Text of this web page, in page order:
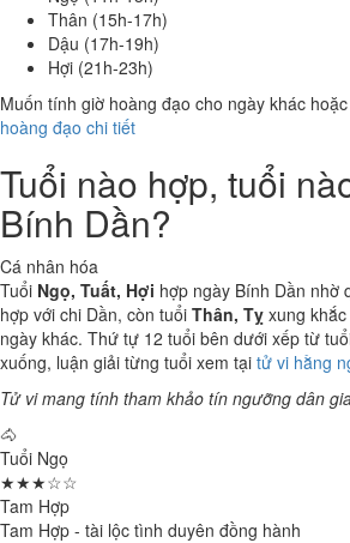
Thân (15h-17h)
Dậu (17h-19h)
Hợi (21h-23h)
Muốn tính giờ hoàng đạo cho ngày khác
hoàng đạo chi tiết
Tuổi nào hợp, tuổi
Bính Dần?
Cá nhân hóa
Tuổi Ngọ, Tuất, Hợi hợp ngày Bính Dần nhờ
hợp với chi Dần, còn tuổi Thân, Tỵ xung
ngày khác. Thứ tự 12 tuổi bên dưới xếp từ
xuống, luận giải từng tuổi xem tại tử vi hằng
Tử vi mang tính tham khảo tín ngưỡng dân
🐴
Tuổi Ngọ
★★★☆☆
Tam Hợp
Tam Hợp - tài lộc tình duyên đồng hành